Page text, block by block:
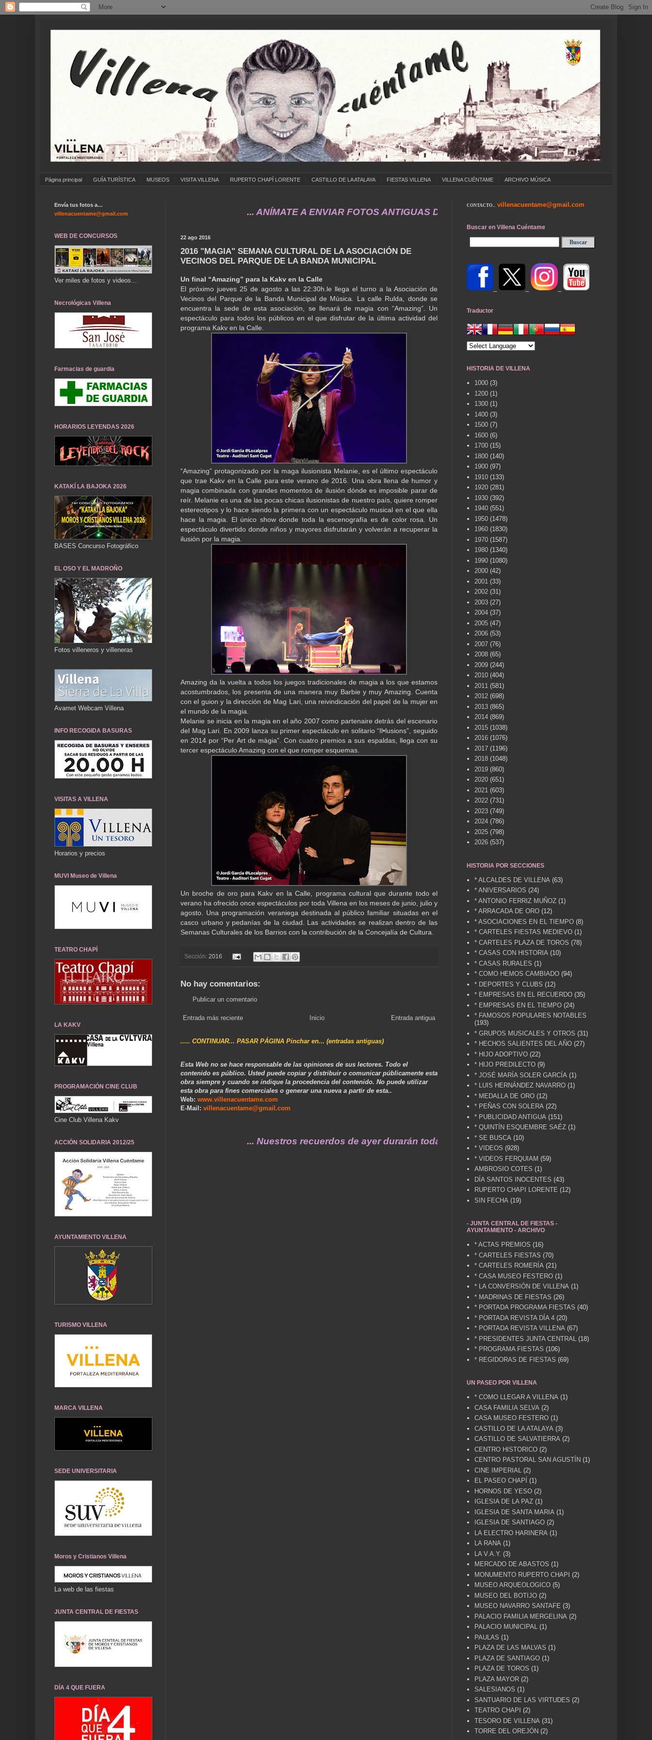
Página principal GUÍA TURÍSTICA MUSEOS VISITA VILLENA RUPERTO CHAPÍ LORENTE CASTILLO DE LA ATALAYA FIESTAS VILLENA VILLENA CUÉNTAME ARCHIVO MÚSICA
... ANÍMATE A ENVIAR FOTOS ANTIGUAS DE ... COLEGIOS ... CUMPLEAÑOS ... CARNAVAL ...
22 ago 2016
2016 "MAGIA" SEMANA CULTURAL DE LA ASOCIACIÓN DE
VECINOS DEL PARQUE DE LA BANDA MUNICIPAL
Un final “Amazing” para la Kakv en la Calle
El próximo jueves 25 de agosto a las 22:30h.le llega el turno a la Asociación de
Vecinos del Parque de la Banda Municipal de Música. La calle Rulda, donde se
encuentra la sede de esta asociación, se llenará de magia con “Amazing”. Un
espectáculo para todos los públicos en el que disfrutar de la última actividad del
programa Kakv en la Calle.
“Amazing” protagonizado por la maga ilusionista Melanie, es el último espectáculo
que trae Kakv en la Calle para este verano de 2016. Una obra llena de humor y
magia combinada con grandes momentos de ilusión dónde es imposible parar de
reír. Melanie es una de las pocas chicas ilusionistas de nuestro país, quiere romper
estereotipos y lo hace siendo la primera con un espectáculo musical en el que ella
hace la magia. El único show donde toda la escenografía es de color rosa. Un
espectáculo divertido donde niños y mayores disfrutarán y volverán a recuperar la
ilusión por la magia.
Amazing da la vuelta a todos los juegos tradicionales de magia a los que estamos
acostumbrados, los presenta de una manera muy Barbie y muy Amazing. Cuenta
con el guion y la dirección de Mag Lari, una reivindicación del papel de la mujer en
el mundo de la magia.
Melanie se inicia en la magia en el año 2007 como partenaire detrás del escenario
del Mag Lari. En 2009 lanza su primer espectáculo en solitario “Il•lusions”, seguido
en 2014 por “Per Art de màgia”. Con cuatro premios a sus espaldas, llega con su
tercer espectáculo Amazing con el que romper esquemas.
Un broche de oro para Kakv en la Calle, programa cultural que durante todo el
verano ha ofrecido once espectáculos por toda Villena en los meses de junio, julio y
agosto. Una programación veraniega destinada al público familiar situadas en el
casco urbano y pedanías de la ciudad. Las actividades se realizan dentro de las
Semanas Culturales de los Barrios con la contribución de la Concejalía de Cultura.
Sección: 2016
No hay comentarios:
Publicar un comentario
Entrada más reciente Entrada antigua
Inicio
..... CONTINUAR... PASAR PÁGINA Pinchar en... (entradas antiguas)
Esta Web no se hace responsable de las opiniones de sus lectores. Todo el
contenido es público. Usted puede copiar y distribuir o comunicar públicamente esta
obra siempre y cuando se indique la procedencia del contenido. No puede utilizar
esta obra para fines comerciales o generar una nueva a partir de esta..
Web: www.villenacuentame.com
E-Mail: villenacuentame@gmail.com
... Nuestros recuerdos de ayer durarán toda una vida .... TÚ HACES VILLENA CUÉNTAME... UN
Envía tus fotos a…
villenacuentame@gmail.com
WEB DE CONCURSOS
Ver miles de fotos y videos...
Necrológicas Villena
Farmacias de guardia
HORARIOS LEYENDAS 2026
KATAKÍ LA BAJOKA 2026
BASES Concurso Fotográfico
EL OSO Y EL MADROÑO
Fotos villeneros y villeneras
Avamet Webcam Villena
INFO RECOGIDA BASURAS
VISITAS A VILLENA
Horarios y precios
MUVI Museo de Villena
TEATRO CHAPÍ
LA KAKV
PROGRAMACIÓN CINE CLUB
Cine Club Villena Kakv
ACCIÓN SOLIDARIA 2012/25
AYUNTAMIENTO VILLENA
TURISMO VILLENA
MARCA VILLENA
SEDE UNIVERSITARIA
Moros y Cristianos Villena
La web de las fiestas
JUNTA CENTRAL DE FIESTAS
DÍA 4 QUE FUERA
CONTACTO... villenacuentame@gmail.com
Buscar en Villena Cuéntame
Traductor
HISTORIA DE VILLENA
1000 (3)
1200 (1)
1300 (1)
1400 (3)
1500 (7)
1600 (6)
1700 (15)
1800 (140)
1900 (97)
1910 (133)
1920 (281)
1930 (392)
1940 (551)
1950 (1478)
1960 (1830)
1970 (1587)
1980 (1340)
1990 (1080)
2000 (42)
2001 (33)
2002 (31)
2003 (27)
2004 (37)
2005 (47)
2006 (53)
2007 (76)
2008 (65)
2009 (244)
2010 (404)
2011 (581)
2012 (698)
2013 (865)
2014 (869)
2015 (1038)
2016 (1076)
2017 (1196)
2018 (1048)
2019 (860)
2020 (651)
2021 (603)
2022 (731)
2023 (749)
2024 (786)
2025 (798)
2026 (537)
HISTORIA POR SECCIONES
* ALCALDES DE VILLENA (63)
* ANIVERSARIOS (24)
* ANTONIO FERRIZ MUÑOZ (1)
* ARRACADA DE ORO (12)
* ASOCIACIONES EN EL TIEMPO (8)
* CARTELES FIESTAS MEDIEVO (1)
* CARTELES PLAZA DE TOROS (78)
* CASAS CON HISTORIA (10)
* CASAS RURALES (1)
* COMO HEMOS CAMBIADO (94)
* DEPORTES Y CLUBS (12)
* EMPRESAS EN EL RECUERDO (35)
* EMPRESAS EN EL TIEMPO (24)
* FAMOSOS POPULARES NOTABLES
(193)
* GRUPOS MUSICALES Y OTROS (31)
* HECHOS SALIENTES DEL AÑO (27)
* HIJO ADOPTIVO (22)
* HIJO PREDILECTO (9)
* JOSÉ MARÍA SOLER GARCÍA (1)
* LUIS HERNÁNDEZ NAVARRO (1)
* MEDALLA DE ORO (12)
* PEÑAS CON SOLERA (22)
* PUBLICIDAD ANTIGUA (151)
* QUINTÍN ESQUEMBRE SAÉZ (1)
* SE BUSCA (10)
* VIDEOS (928)
* VIDEOS FERQUIAM (59)
AMBROSIO COTES (1)
DÍA SANTOS INOCENTES (43)
RUPERTO CHAPI LORENTE (12)
SIN FECHA (19)
- JUNTA CENTRAL DE FIESTAS -
AYUNTAMIENTO - ARCHIVO
* ACTAS PREMIOS (16)
* CARTELES FIESTAS (70)
* CARTELES ROMERÍA (21)
* CASA MUSEO FESTERO (1)
* LA CONVERSIÓN DE VILLENA (1)
* MADRINAS DE FIESTAS (26)
* PORTADA PROGRAMA FIESTAS (40)
* PORTADA REVISTA DÍA 4 (20)
* PORTADA REVISTA VILLENA (67)
* PRESIDENTES JUNTA CENTRAL
(18)
* PROGRAMA FIESTAS (106)
* REGIDORAS DE FIESTAS (69)
UN PASEO POR VILLENA
* COMO LLEGAR A VILLENA (1)
CASA FAMILIA SELVA (2)
CASA MUSEO FESTERO (1)
CASTILLO DE LA ATALAYA (3)
CASTILLO DE SALVATIERRA (2)
CENTRO HISTORICO (2)
CENTRO PASTORAL SAN AGUSTÍN (1)
CINE IMPERIAL
(2)
EL PASEO CHAPÍ
(1)
HORNOS DE YESO (2)
IGLESIA DE LA PAZ (1)
IGLESIA DE SANTA MARIA (1)
IGLESIA DE SANTIAGO (2)
LA ELECTRO HARINERA (1)
LA RANA (1)
LA V.A.Y. (3)
MERCADO DE ABASTOS (1)
MONUMENTO RUPERTO CHAPI
(2)
MUSEO ARQUEOLOGICO (5)
MUSEO DEL BOTIJO (2)
MUSEO NAVARRO SANTAFE (3)
PALACIO FAMILIA MERGELINA (2)
PALACIO MUNICIPAL (1)
PAULAS (1)
PLAZA DE LAS MALVAS (1)
PLAZA DE SANTIAGO (1)
PLAZA DE TOROS (1)
PLAZA MAYOR (2)
SALESIANOS (1)
SANTUARIO DE LAS VIRTUDES (2)
TEATRO CHAPI
(2)
TESORO DE VILLENA (31)
TORRE DEL OREJÓN (2)